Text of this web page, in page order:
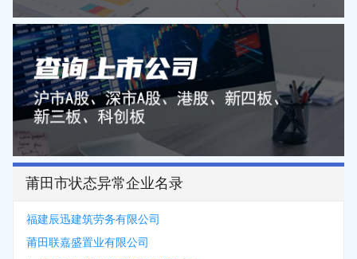
莆田市状态异常企业名录
福建辰迅建筑劳务有限公司
莆田联嘉盛置业有限公司